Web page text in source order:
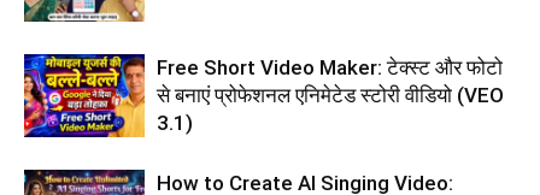
Free Short Video Maker: टेक्स्ट और फोटो
से बनाएं प्रोफेशनल एनिमेटेड स्टोरी वीडियो (VEO
3.1)
How to Create AI Singing Video: